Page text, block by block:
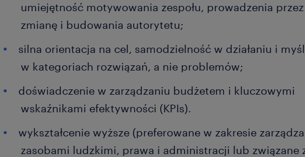
umiejętność motywowania zespołu, prowadzenia przez
zmianę i budowania autorytetu;
silna orientacja na cel, samodzielność w działaniu i
w kategoriach rozwiązań, a nie problemów;
doświadczenie w zarządzaniu budżetem i kluczowymi
wskaźnikami efektywności (KPIs).
wykształcenie wyższe (preferowane w zakresie
zasobami ludzkimi, prawa i administracji lub związane